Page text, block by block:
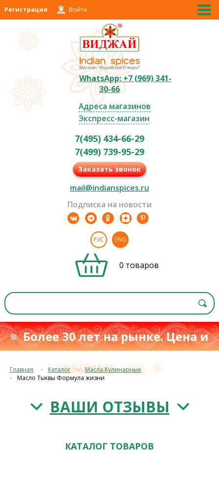
Регистрация Войти
WhatsApp: +7 (969) 341-
30-66
Адреса магазинов
Экспресс-магазин
7(495) 434-66-29
7(499) 739-95-29
Заказать звонок
mail@indianspices.ru
Подписка на новости
РУС ENG
0 товаров
≡ Более 30 лет на рынке. Цена и
качествос 1993 г. ≡
Главная Каталог
Масла Кулинарные
Масло Тыквы Формула жизни
ВАШИ ОТЗЫВЫ
КАТАЛОГ ТОВАРОВ